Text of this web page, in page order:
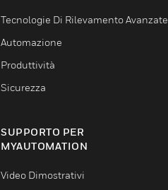
Tecnologie Di Rilevamento Avanzate
Automazione
Produttività
Sicurezza
SUPPORTO PER
MYAUTOMATION
Video Dimostrativi